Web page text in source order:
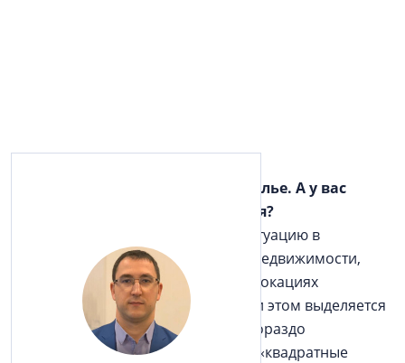
— В городе всплеск спроса на жилье. А у вас
каковы итоги первого полугодия?
— Несмотря на неоднозначную ситуацию в
экономике и колебания на рынке недвижимости,
качественные проекты в сильных локациях
сохраняют привлекательность. При этом выделяется
четкая тенденция: клиенты стали гораздо
разборчивее. Они ищут не просто «квадратные